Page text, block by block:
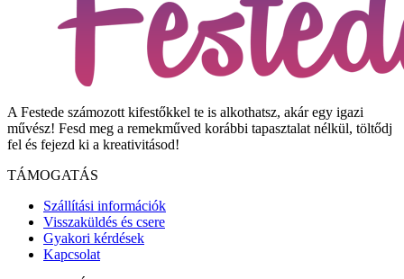
A Festede számozott kifestőkkel te is alkothatsz, akár egy igazi
művész! Fesd meg a remekműved korábbi tapasztalat nélkül, töltődj
fel és fejezd ki a kreativitásod!
TÁMOGATÁS
Szállítási információk
Visszaküldés és csere
Gyakori kérdések
Kapcsolat